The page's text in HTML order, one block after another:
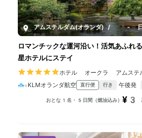
アムステルダム(オランダ) / 5-9日
ロマンチックな運河沿い！活気あふれ
星ホテルにステイ
ホテル オークラ アムステ
KLMオランダ航空
直行便 行き 午後発
おとな1名・5日間（燃油込み）